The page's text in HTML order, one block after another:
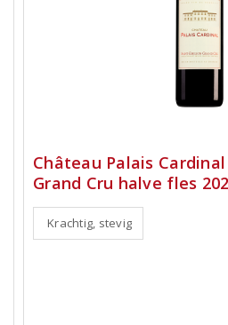
Château Palais
Grand Cru halve fles
Krachtig, stevig